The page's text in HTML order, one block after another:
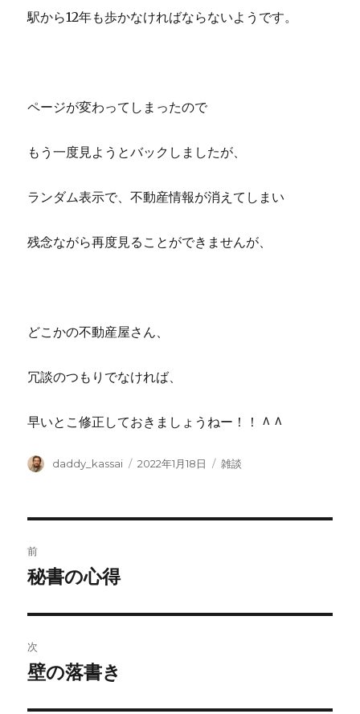
駅から12年も歩かなければならないようです。
ページが変わってしまったので
もう一度見ようとバックしましたが、
ランダム表示で、不動産情報が消えてしまい
残念ながら再度見ることができませんが、
どこかの不動産屋さん、
冗談のつもりでなければ、
早いとこ修正しておきましょうねー！！ ^ ^
投
daddy_kassai
投
2022年1月18日
カ
雑談
稿
ビ
ゲ
ー
前
前
投
稿:
秘書の心得
次
次
壁の落書き